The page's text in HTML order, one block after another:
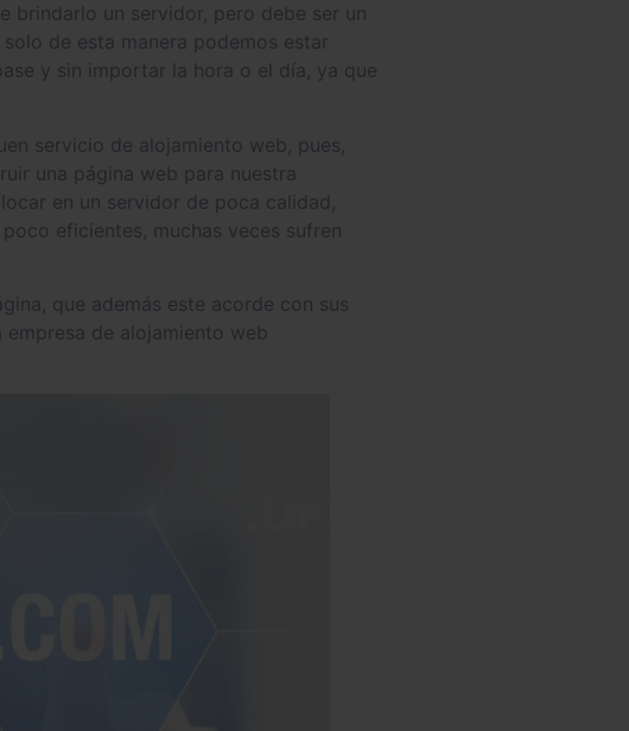
brindarlo un servidor, pero debe ser un
de esta manera podemos estar
y sin importar la hora o el día, ya que
servicio de alojamiento web, pues,
una página web para nuestra
en un servidor de poca calidad,
eficientes, muchas veces sufren
que además este acorde con sus
de alojamiento web